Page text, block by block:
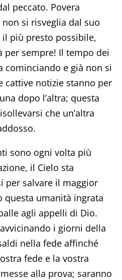
peccato. Povera
si risveglia dal suo
più presto possibile,
per sempre! Il tempo dei
cominciando e già non si
cattive notizie stanno per
dopo l’altra; questa
che un’altra
sono ogni volta più
il Cielo sta
per salvare il maggior
questa umanità ingrata
agli appelli di Dio.
i giorni della
nella fede affinché
fede e la vostra
alla prova; saranno